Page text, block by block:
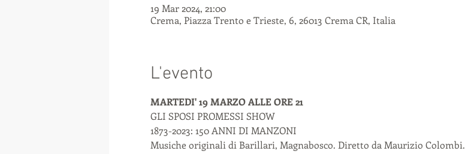
19 Mar 2024, 21:00
Crema, Piazza Trento e Trieste, 6, 26013 Crema CR, Italia
L'evento
MARTEDI' 19 MARZO ALLE ORE 21
GLI SPOSI PROMESSI SHOW
1873-2023: 150 ANNI DI MANZONI
Musiche originali di Barillari, Magnabosco. Diretto da Maurizio Colombi.